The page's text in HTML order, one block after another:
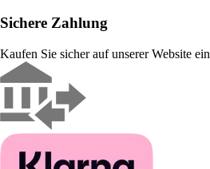
Sichere Zahlung
Kaufen Sie sicher auf unserer Website ein